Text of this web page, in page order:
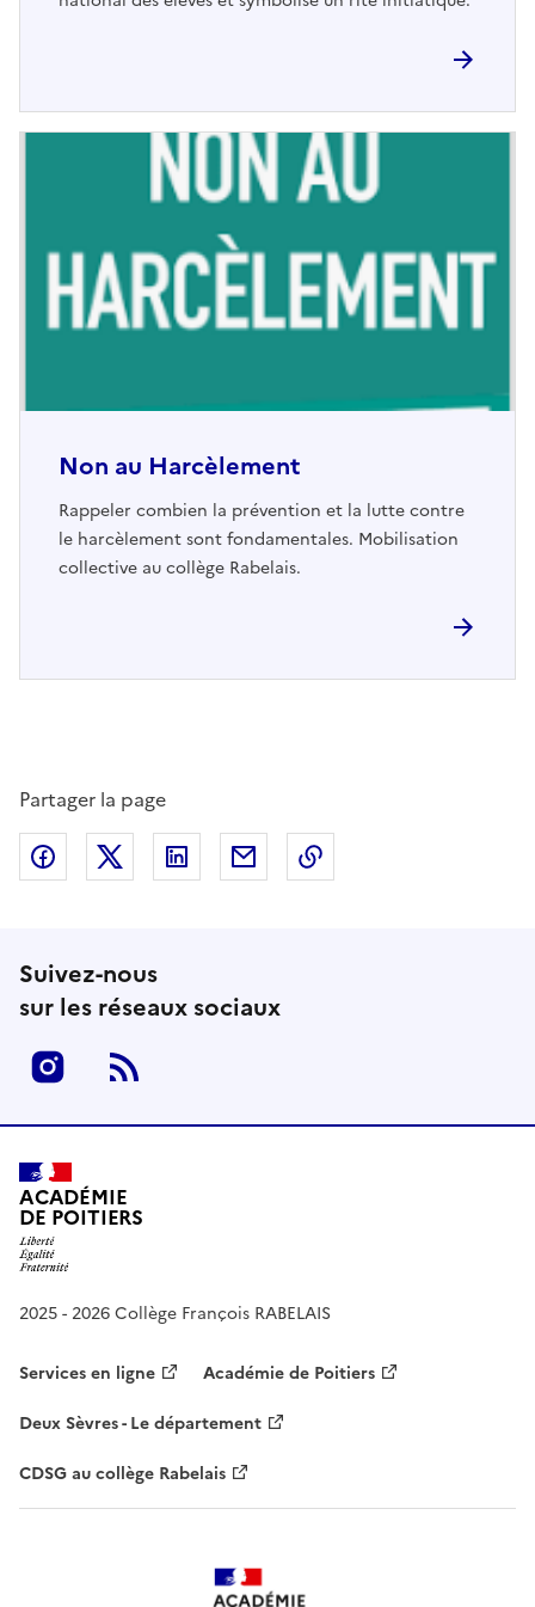
Non au Harcèlement
Rappeler combien la prévention et la lutte contre
le harcèlement sont fondamentales. Mobilisation
collective au collège Rabelais.
Partager la page
Partager sur Facebook
Partager sur Twitter
Partager sur LinkedIn
Partager par email
Suivez-nous
sur les réseaux sociaux
Instagram
ACADÉMIE
DE POITIERS
2025 - 2026 Collège François RABELAIS
Services en ligne
Académie de Poitiers
Deux Sèvres - Le département
CDSG au collège Rabelais